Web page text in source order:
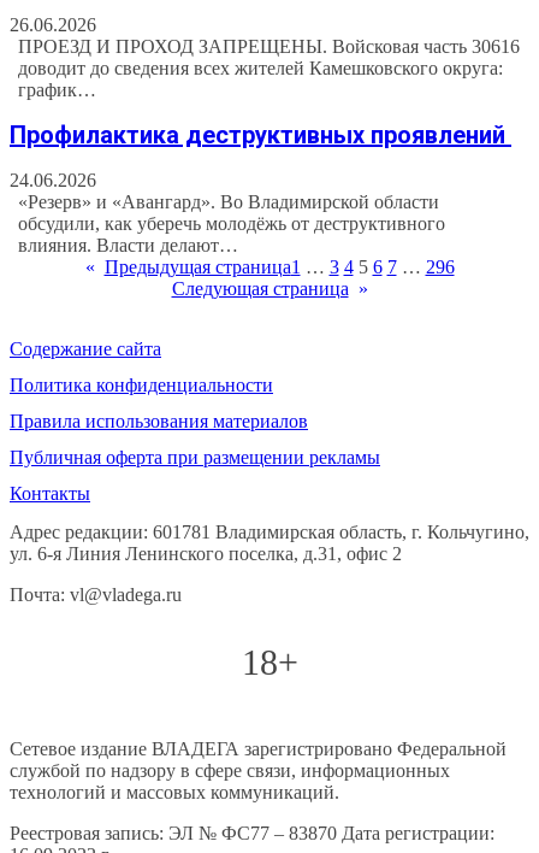
26.06.2026
ПРОЕЗД И ПРОХОД ЗАПРЕЩЕНЫ. Войсковая часть 30616
доводит до сведения всех жителей Камешковского округа:
график…
Профилактика деструктивных проявлений
24.06.2026
«Резерв» и «Авангард». Во Владимирской области
обсудили, как уберечь молодёжь от деструктивного
влияния. Власти делают…
« Предыдущая страница1 … 3 4 5 6 7 … 296
Следующая страница »
Содержание сайта
Политика конфиденциальности
Правила использования материалов
Публичная оферта при размещении рекламы
Контакты
Адрес редакции: 601781 Владимирская область, г. Кольчугино,
ул. 6-я Линия Ленинского поселка, д.31, офис 2
Почта: vl@vladega.ru
18+
Сетевое издание ВЛАДЕГА зарегистрировано Федеральной
службой по надзору в сфере связи, информационных
технологий и массовых коммуникаций.
Реестровая запись: ЭЛ № ФС77 – 83870 Дата регистрации: